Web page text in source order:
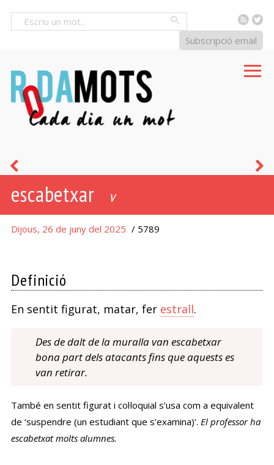
RSS
Subscripció email
escabetxar v
Dijous, 26 de juny del 2025 / 5789
Definició
En sentit figurat, matar, fer estrall.
Des de dalt de la muralla van escabetxar
bona part dels atacants fins que aquests es
van retirar.
També en sentit figurat i col·loquial s’usa com a equivalent
de ‘suspendre (un estudiant que s’examina)’. El professor ha
escabetxat molts alumnes.
pelar
a